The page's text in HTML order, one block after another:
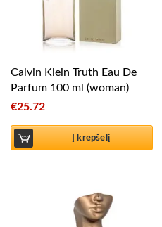
Calvin Klein Truth Eau De
Parfum 100 ml (woman)
€25.72
Į krepšelį